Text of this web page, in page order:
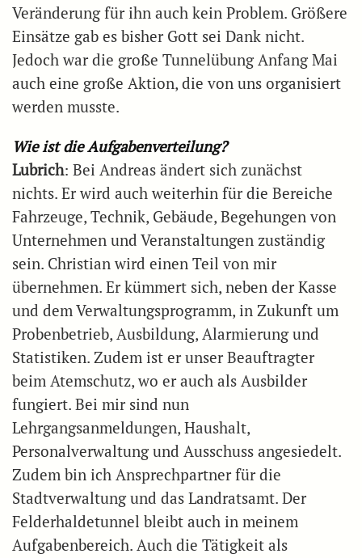
Veränderung für ihn auch kein Problem. Größere
Einsätze gab es bisher Gott sei Dank nicht.
Jedoch war die große Tunnelübung Anfang Mai
auch eine große Aktion, die von uns organisiert
werden musste.
Wie ist die Aufgabenverteilung?
Lubrich: Bei Andreas ändert sich zunächst
nichts. Er wird auch weiterhin für die Bereiche
Fahrzeuge, Technik, Gebäude, Begehungen von
Unternehmen und Veranstaltungen zuständig
sein. Christian wird einen Teil von mir
übernehmen. Er kümmert sich, neben der Kasse
und dem Verwaltungsprogramm, in Zukunft um
Probenbetrieb, Ausbildung, Alarmierung und
Statistiken. Zudem ist er unser Beauftragter
beim Atemschutz, wo er auch als Ausbilder
fungiert. Bei mir sind nun
Lehrgangsanmeldungen, Haushalt,
Personalverwaltung und Ausschuss angesiedelt.
Zudem bin ich Ansprechpartner für die
Stadtverwaltung und das Landratsamt. Der
Felderhaldetunnel bleibt auch in meinem
Aufgabenbereich. Auch die Tätigkeit als